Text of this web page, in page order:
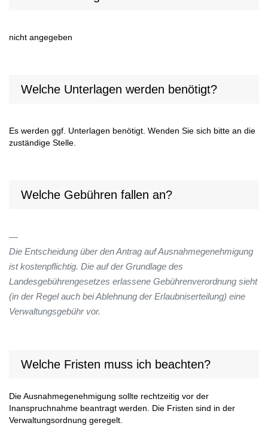
nicht angegeben
Welche Unterlagen werden benötigt?
Es werden ggf. Unterlagen benötigt. Wenden Sie sich bitte an die
zuständige Stelle.
Welche Gebühren fallen an?
Die Entscheidung über den Antrag auf Ausnahmegenehmigung
ist kostenpflichtig. Die auf der Grundlage des
Landesgebührengesetzes erlassene Gebührenverordnung sieht
(in der Regel auch bei Ablehnung der Erlaubniserteilung) eine
Verwaltungsgebühr vor.
Welche Fristen muss ich beachten?
Die Ausnahmegenehmigung sollte rechtzeitig vor der
Inanspruchnahme beantragt werden. Die Fristen sind in der
Verwaltungsordnung geregelt.